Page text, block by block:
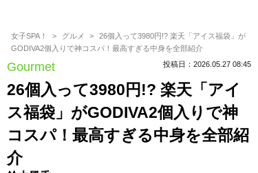
女子SPA！ グルメ
26個入って3980円!? 楽天「アイス福袋」が
GODIVA2個入りで神コスパ！最高すぎる中身を全部紹介
Gourmet 投稿日：2026.05.27 08:45
26個入って3980円!? 楽天「アイ
ス福袋」がGODIVA2個入りで神
コスパ！最高すぎる中身を全部紹
介